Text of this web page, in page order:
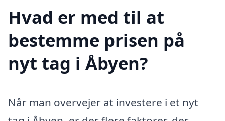
Hvad er med til at
bestemme prisen på
nyt tag i Åbyen?
Når man overvejer at investere i et nyt